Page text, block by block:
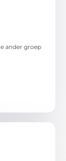
ander groep